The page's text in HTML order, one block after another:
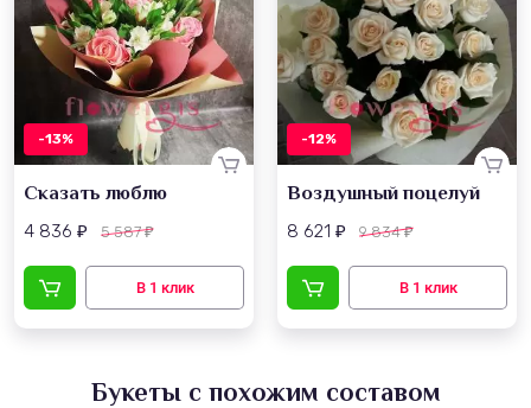
-13%
Сказать люблю
4 836 ₽ 5 587₽
-12%
Воздушный поцелуй
8 621 ₽ 9 834₽
Букеты с похожим составом